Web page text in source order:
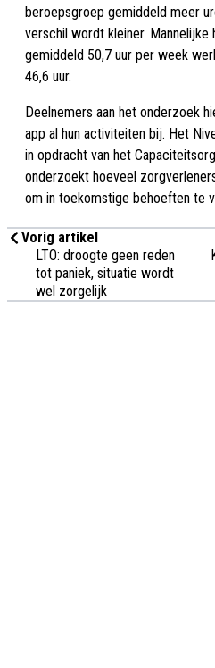
beroepsgroep gemiddeld meer
verschil wordt kleiner. Mannelijke
gemiddeld 50,7 uur per week
46,6 uur.
Deelnemers aan het onderzoek
app al hun activiteiten bij. Het
in opdracht van het
onderzoekt hoeveel
om in toekomstige behoeften te
Vorig artikel
LTO: droogte geen reden
tot paniek, situatie wordt
wel zorgelijk